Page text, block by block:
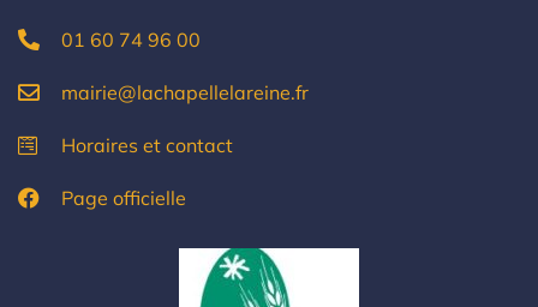
01 60 74 96 00
mairie@lachapellelareine.fr
Horaires et contact
Page officielle